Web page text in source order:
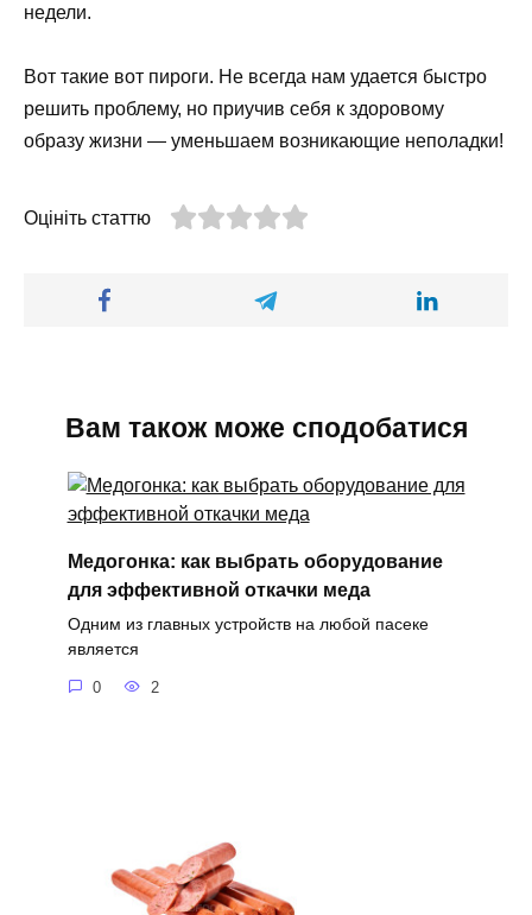
недели.
Вот такие вот пироги. Не всегда нам удается быстро
решить проблему, но приучив себя к здоровому
образу жизни — уменьшаем возникающие неполадки!
Оцініть статтю
Вам також може сподобатися
Медогонка: как выбрать оборудование
для эффективной откачки меда
Одним из главных устройств на любой пасеке
является
0 2